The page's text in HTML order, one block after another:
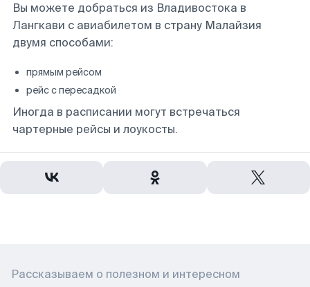
Вы можете добраться из Владивостока в
Лангкави с авиабилетом в страну Малайзия
двумя способами:
прямым рейсом
рейс с пересадкой
Иногда в расписании могут встречаться
чартерные рейсы и лоукосты.
Рассказываем о полезном и интересном